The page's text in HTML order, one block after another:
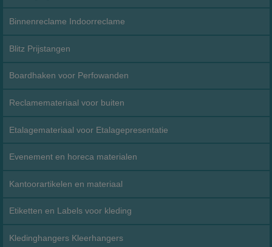
Binnenreclame Indoorreclame
Blitz Prijstangen
Boardhaken voor Perfowanden
Reclamemateriaal voor buiten
Etalagemateriaal voor Etalagepresentatie
Evenement en horeca materialen
Kantoorartikelen en materiaal
Etiketten en Labels voor kleding
Kledinghangers Kleerhangers